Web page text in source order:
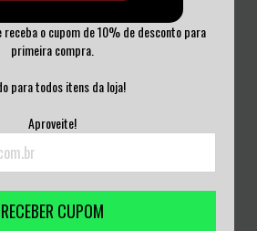
receba o cupom de 10% de desconto para
primeira compra.
para todos itens da loja!
Aproveite!
RECEBER CUPOM
WAR CD LACRAD...